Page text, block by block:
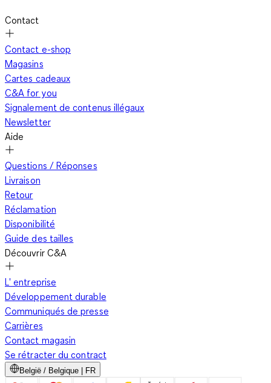
Contact
Contact e-shop
Magasins
Cartes cadeaux
C&A for you
Signalement de contenus illégaux
Newsletter
Aide
Questions / Réponses
Livraison
Retour
Réclamation
Disponibilité
Guide des tailles
Découvrir C&A
L' entreprise
Développement durable
Communiqués de presse
Carrières
Contact magasin
Se rétracter du contract
België / Belgique | FR